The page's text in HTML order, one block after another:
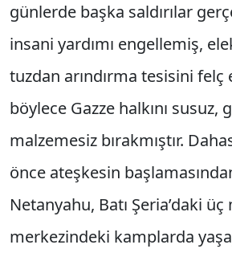
günlerde başka saldırılar
insani yardımı engellemiş,
tuzdan arındırma tesisini felç
böylece Gazze halkını susuz,
malzemesiz bırakmıştır.
önce ateşkesin
Netanyahu, Batı Şeria’daki
merkezindeki kamplarda